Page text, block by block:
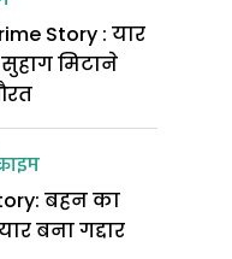
Story : यार
मिटाने
बहन का
बना गद्दार